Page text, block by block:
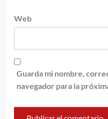
Web
Guarda mi nombre,
navegador para la